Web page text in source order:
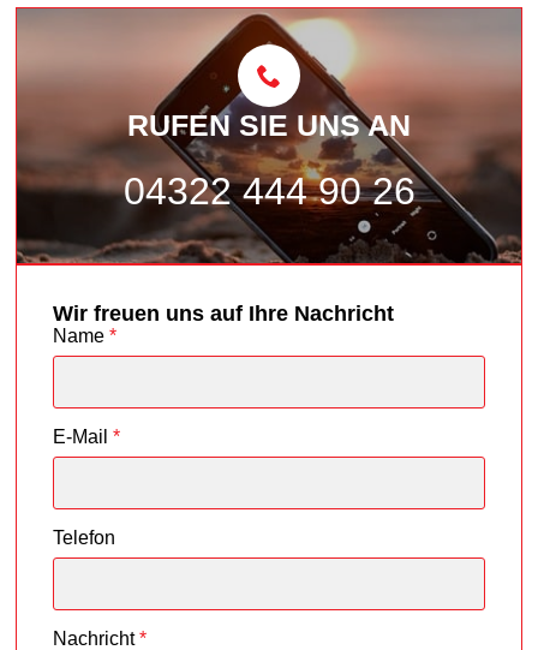
RUFEN SIE UNS AN
04322 444 90 26
Wir freuen uns auf Ihre Nachricht
Name *
E-Mail *
Telefon
Nachricht *